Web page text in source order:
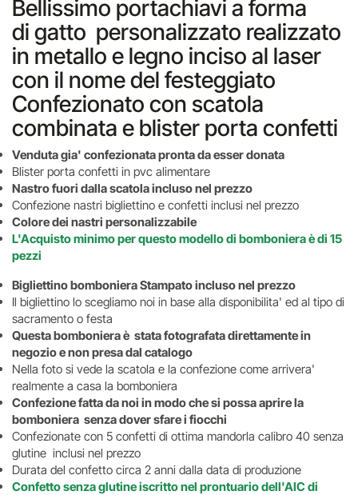
Bellissimo portachiavi a forma
di gatto personalizzato realizzato
in metallo e legno inciso al laser
con il nome del festeggiato
Confezionato con scatola
combinata e blister porta confetti
Venduta gia' confezionata pronta da esser donata
Blister porta confetti in pvc alimentare
Nastro fuori dalla scatola incluso nel prezzo
Confezione nastri bigliettino e confetti inclusi nel prezzo
Colore dei nastri personalizzabile
L'Acquisto minimo per questo modello di bomboniera è di 15
pezzi
Bigliettino bomboniera Stampato incluso nel prezzo
Il bigliettino lo scegliamo noi in base alla disponibilita' ed al tipo di
sacramento o festa
Questa bomboniera è stata fotografata direttamente in
negozio e non presa dal catalogo
Nella foto si vede la scatola e la confezione come arrivera'
realmente a casa la bomboniera
Confezione fatta da noi in modo che si possa aprire la
bomboniera senza dover sfare i fiocchi
Confezionate con 5 confetti di ottima mandorla calibro 40 senza
glutine inclusi nel prezzo
Durata del confetto circa 2 anni dalla data di produzione
Confetto senza glutine iscritto nel prontuario dell'AIC di